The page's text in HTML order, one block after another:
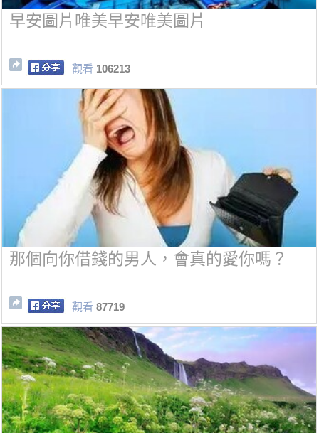
早安圖片唯美早安唯美圖片
觀看 106213
那個向你借錢的男人，會真的愛你嗎？
觀看 87719